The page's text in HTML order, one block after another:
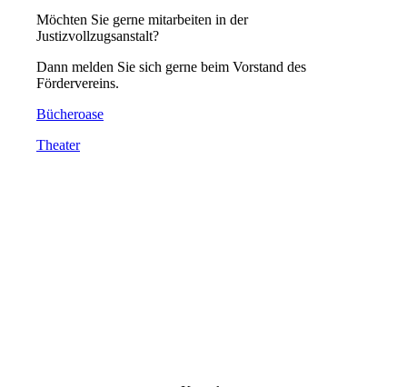
Möchten Sie gerne mitarbeiten in der
Justizvollzugsanstalt?
Dann melden Sie sich gerne beim Vorstand des
Fördervereins.
Bücheroase
Theater